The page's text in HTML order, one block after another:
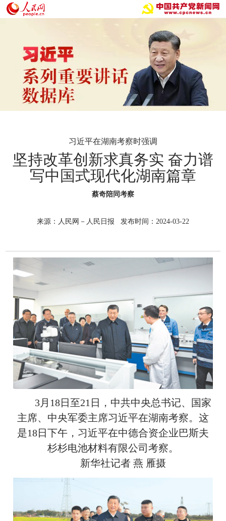
习近平在湖南考察时强调
坚持改革创新求真务实 奋力谱
写中国式现代化湖南篇章
蔡奇陪同考察
来源：人民网－人民日报 发布时间：2024-03-22
3月18日至21日，中共中央总书记、国家
主席、中央军委主席习近平在湖南考察。这
是18日下午，习近平在中德合资企业巴斯夫
杉杉电池材料有限公司考察。
新华社记者 燕 雁摄